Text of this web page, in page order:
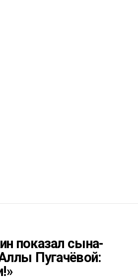
показал сына-
Пугачёвой: